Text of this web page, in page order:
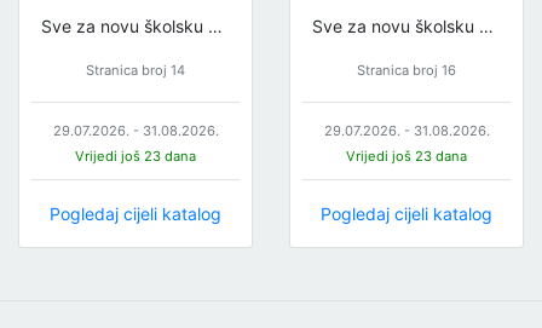
Sve za novu školsku godinu
Stranica broj 14
29.07.2026. - 31.08.2026.
Vrijedi još 23 dana
Pogledaj cijeli katalog
Sve za novu školsku godinu
Stranica broj 16
29.07.2026. - 31.08.2026.
Vrijedi još 23 dana
Pogledaj cijeli katalog